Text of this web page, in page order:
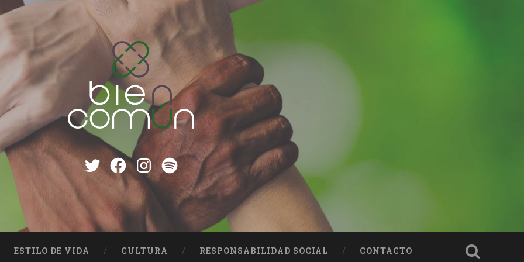
TwitterFacebook
instagram
Spotify
ESTILO DE VIDA CULTURA RESPONSABILIDAD SOCIAL CONTACTO